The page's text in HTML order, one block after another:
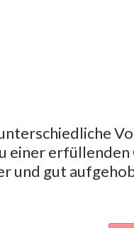
einer erfüllenden
und gut